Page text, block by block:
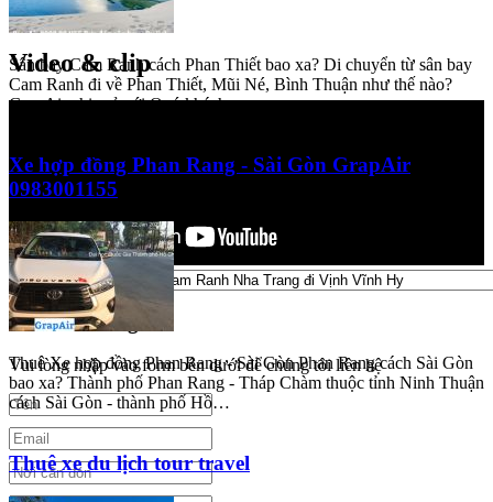
Cam Ranh đi về Phan Thiết, Mũi Né, Bình Thuận như thế nào?
GrapAir chia sẻ với Quý khách…
0983001155
bao xa? Thành phố Phan Rang - Tháp Chàm thuộc tỉnh Ninh Thuận
cách Sài Gòn - thành phố Hồ…
Thuê xe du lịch tour travel
Video & clip
Video & clip
Yêu cầu báo giá
Vui lòng nhập vào form bên dưới để chúng tôi liên hệ